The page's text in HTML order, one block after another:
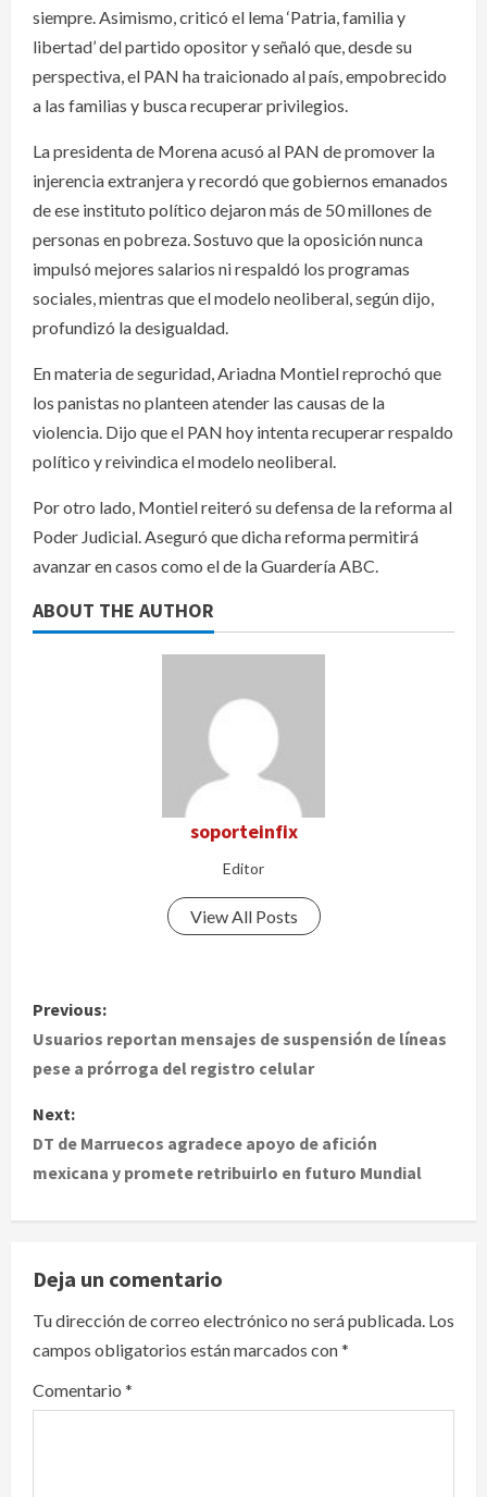
siempre. Asimismo, criticó el lema ‘Patria, familia y
libertad’ del partido opositor y señaló que, desde su
perspectiva, el PAN ha traicionado al país, empobrecido
a las familias y busca recuperar privilegios.
La presidenta de Morena acusó al PAN de promover la
injerencia extranjera y recordó que gobiernos emanados
de ese instituto político dejaron más de 50 millones de
personas en pobreza. Sostuvo que la oposición nunca
impulsó mejores salarios ni respaldó los programas
sociales, mientras que el modelo neoliberal, según dijo,
profundizó la desigualdad.
En materia de seguridad, Ariadna Montiel reprochó que
los panistas no planteen atender las causas de la
violencia. Dijo que el PAN hoy intenta recuperar respaldo
político y reivindica el modelo neoliberal.
Por otro lado, Montiel reiteró su defensa de la reforma al
Poder Judicial. Aseguró que dicha reforma permitirá
avanzar en casos como el de la Guardería ABC.
ABOUT THE AUTHOR
soporteinfix
Editor
View All Posts
P
o
s
t
n
a
v
i
g
a
Previous:
Usuarios reportan mensajes de suspensión de líneas
pese a prórroga del registro celular
Next:
DT de Marruecos agradece apoyo de afición
mexicana y promete retribuirlo en futuro Mundial
Deja un comentario
Tu dirección de correo electrónico no será publicada. Los
campos obligatorios están marcados con*
Comentario *